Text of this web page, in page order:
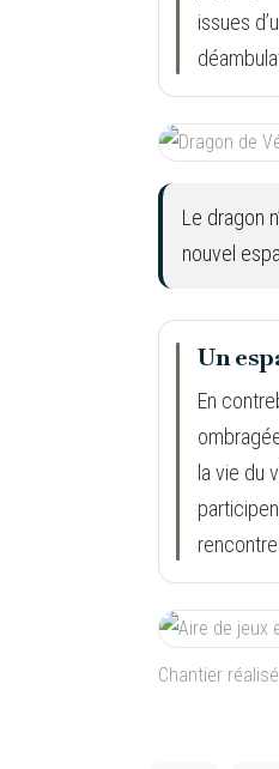
issues
Le dragon
nouvel
Un
En
la vie du
Chantier